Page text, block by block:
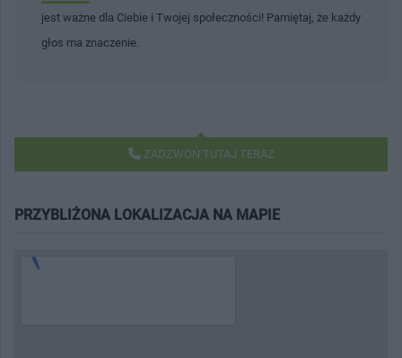
jest ważne dla Ciebie i Twojej społeczności! Pamiętaj, że każdy
głos ma znaczenie.
ZADZWOŃ TUTAJ TERAZ
PRZYBLIŻONA LOKALIZACJA NA MAPIE